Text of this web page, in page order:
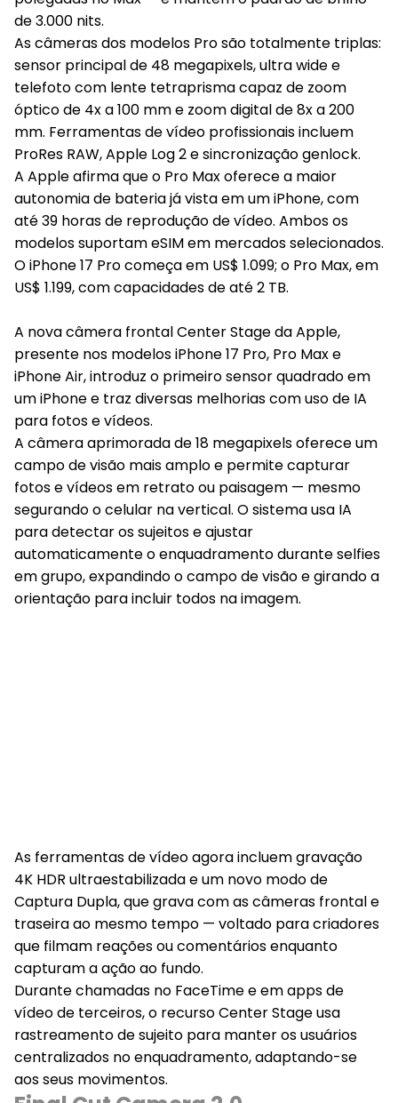
de 3.000 nits.
As câmeras dos modelos Pro são totalmente triplas:
sensor principal de 48 megapixels, ultra wide e
telefoto com lente tetraprisma capaz de zoom
óptico de 4x a 100 mm e zoom digital de 8x a 200
mm. Ferramentas de vídeo profissionais incluem
ProRes RAW, Apple Log 2 e sincronização genlock.
A Apple afirma que o Pro Max oferece a maior
autonomia de bateria já vista em um iPhone, com
até 39 horas de reprodução de vídeo. Ambos os
modelos suportam eSIM em mercados selecionados.
O iPhone 17 Pro começa em US$ 1.099; o Pro Max, em
US$ 1.199, com capacidades de até 2 TB.
A nova câmera frontal Center Stage da Apple,
presente nos modelos iPhone 17 Pro, Pro Max e
iPhone Air, introduz o primeiro sensor quadrado em
um iPhone e traz diversas melhorias com uso de IA
para fotos e vídeos.
A câmera aprimorada de 18 megapixels oferece um
campo de visão mais amplo e permite capturar
fotos e vídeos em retrato ou paisagem — mesmo
segurando o celular na vertical. O sistema usa IA
para detectar os sujeitos e ajustar
automaticamente o enquadramento durante selfies
em grupo, expandindo o campo de visão e girando a
orientação para incluir todos na imagem.
As ferramentas de vídeo agora incluem gravação
4K HDR ultraestabilizada e um novo modo de
Captura Dupla, que grava com as câmeras frontal e
traseira ao mesmo tempo — voltado para criadores
que filmam reações ou comentários enquanto
capturam a ação ao fundo.
Durante chamadas no FaceTime e em apps de
vídeo de terceiros, o recurso Center Stage usa
rastreamento de sujeito para manter os usuários
centralizados no enquadramento, adaptando-se
aos seus movimentos.